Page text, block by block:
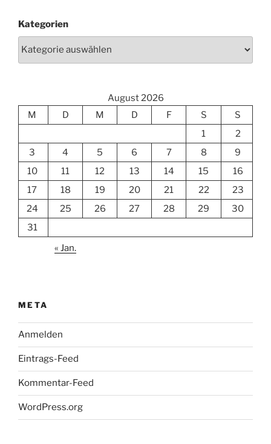
Kategorien
August 2026
M
D M D F S
S
1
2
3
4 5 6 7 8
9
10
11 12 13 14 15
16
17
18 19 20 21 22
23
24
25 26 27 28 29
30
31
« Jan.
META
Anmelden
Eintrags-Feed
Kommentar-Feed
WordPress.org